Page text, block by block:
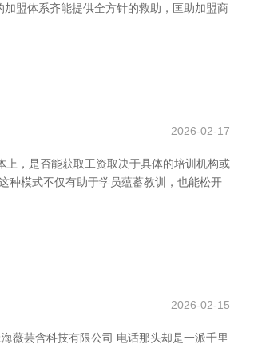
盟体系齐能提供全方针的救助，匡助加盟商
2026-02-17
上，是否能获取工资取决于具体的培训机构或
种模式不仅有助于学员蕴蓄教训，也能松开
2026-02-15
薇芸含科技有限公司 电话那头却是一派千里